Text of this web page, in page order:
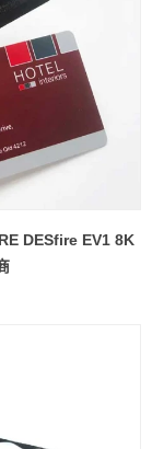
DESfire EV1 8K